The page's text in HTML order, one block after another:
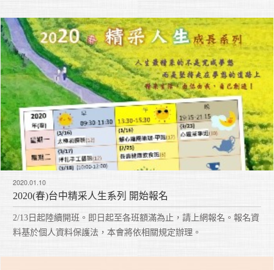
2020.01.10
2020(春)台中精采人生系列 開始報名
2/13日起陸續開班。即日起至各班額滿為止，請上網報名。報名資
料基於個人資料保護法，本會將依相關規定辦理。